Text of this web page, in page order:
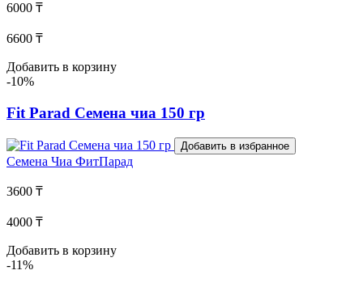
6000 ₸
6600 ₸
Добавить в корзину
-10%
Fit Parad Семена чиа 150 гр
Добавить в избранное
Семена Чиа ФитПарад
3600 ₸
4000 ₸
Добавить в корзину
-11%